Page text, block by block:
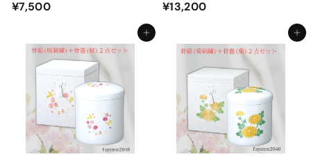
¥7,500¥
,
5
0
0
¥13,200¥
3
,
2
0
0
カートに入れる カートに入れる